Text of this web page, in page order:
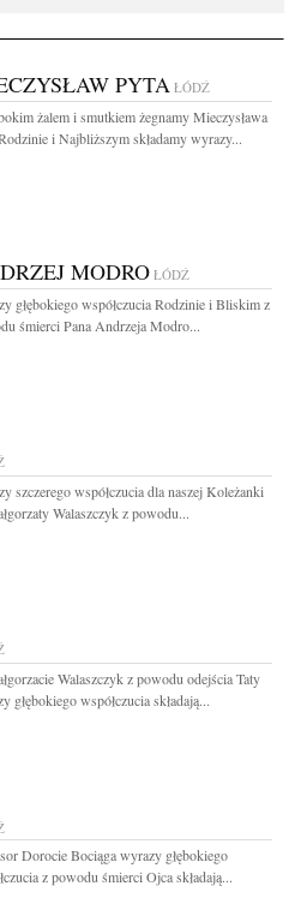
PYTA ŁÓDŹ
żalem i smutkiem żegnamy Mieczysława
i Najbliższym składamy wyrazy...
MODROŁÓDŹ
głębokiego współczucia Rodzinie i Bliskim z
śmierci Pana Andrzeja Modro...
szczerego współczucia dla naszej Koleżanki
Walaszczyk z powodu...
Walaszczyk z powodu odejścia Taty
głębokiego współczucia składają...
Dorocie Bociąga wyrazy głębokiego
z powodu śmierci Ojca składają...